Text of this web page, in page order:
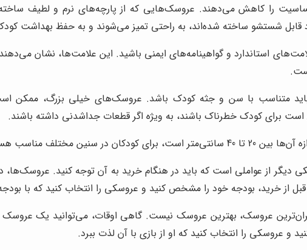
را کاهش می‌دهند. عروسک‌هایی که از پارچه‌های نرم و لطیف
شستشو ساخته شده‌اند، به راحتی تمیز می‌شوند و به حفظ بهداشت
استاندارد و گواهینامه‌های ایمنی باشید. این علامت‌ها، نشان
باید متناسب با سن و جثه کودک باشد. عروسک‌های خیلی بزرگ، ممکن
برای کودک خطرناک باشند، به ویژه اگر قطعات جداشدنی داشته باشند.
و به راحتی قابل حمل و بازی هستند.
دیگر از عواملی است که باید در هنگام خرید به آن توجه کنید. عروسک‌ها،
از خرید، بودجه خود را مشخص کنید و عروسکی را انتخاب کنید که با
عروسک، بهترین عروسک نیست. گاهی اوقات، می‌توانید یک
و عروسکی را انتخاب کنید که او از بازی با آن لذت ببرد.